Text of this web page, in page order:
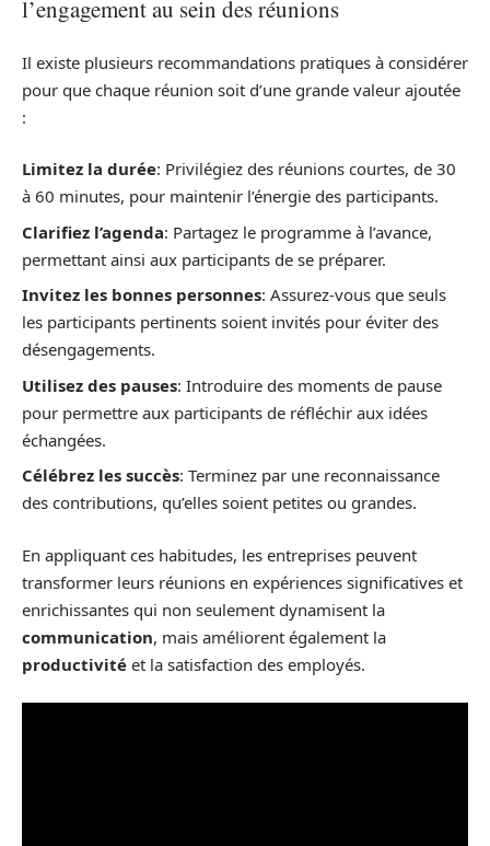
l’engagement au sein des réunions
Il existe plusieurs recommandations pratiques à considérer
pour que chaque réunion soit d’une grande valeur ajoutée
:
Limitez la durée: Privilégiez des réunions courtes, de 30
à 60 minutes, pour maintenir l’énergie des participants.
Clarifiez l’agenda: Partagez le programme à l’avance,
permettant ainsi aux participants de se préparer.
Invitez les bonnes personnes: Assurez-vous que seuls
les participants pertinents soient invités pour éviter des
désengagements.
Utilisez des pauses: Introduire des moments de pause
pour permettre aux participants de réfléchir aux idées
échangées.
Célébrez les succès: Terminez par une reconnaissance
des contributions, qu’elles soient petites ou grandes.
En appliquant ces habitudes, les entreprises peuvent
transformer leurs réunions en expériences significatives et
enrichissantes qui non seulement dynamisent la
communication, mais améliorent également la
productivité et la satisfaction des employés.